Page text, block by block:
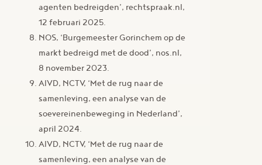
agenten bedreigden’, rechtspraak.nl,
12 februari 2025.
NOS, ‘Burgemeester Gorinchem op de
markt bedreigd met de dood’, nos.nl,
8 november 2023.
AIVD, NCTV, ‘Met de rug naar de
samenleving, een analyse van de
soevereinenbeweging in Nederland’,
april 2024.
AIVD, NCTV, ‘Met de rug naar de
samenleving, een analyse van de